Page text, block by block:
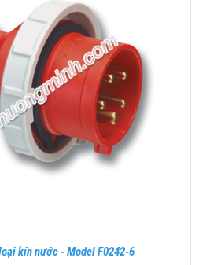
kín nước - Model F0242-6